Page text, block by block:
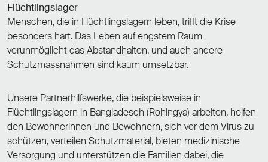
Flüchtlingslager
Menschen, die in Flüchtlingslagern leben, trifft die Krise
besonders hart. Das Leben auf engstem Raum
verunmöglicht das Abstandhalten, und auch andere
Schutzmassnahmen sind kaum umsetzbar.
Unsere Partnerhilfswerke, die beispielsweise in
Flüchtlingslagern in Bangladesch (Rohingya) arbeiten, helfen
den Bewohnerinnen und Bewohnern, sich vor dem Virus zu
schützen, verteilen Schutzmaterial, bieten medizinische
Versorgung und unterstützen die Familien dabei, die